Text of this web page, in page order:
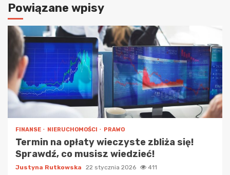
Powiązane wpisy
FINANSE NIERUCHOMOŚCI PRAWO
Termin na opłaty wieczyste zbliża się!
Sprawdź, co musisz wiedzieć!
Justyna Rutkowska 22 stycznia 2026 411